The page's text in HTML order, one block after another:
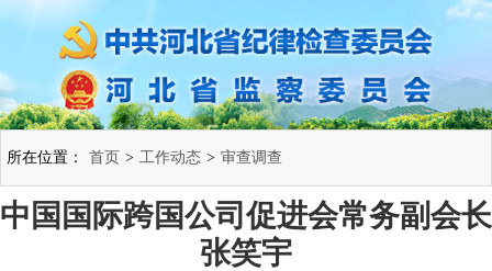
所在位置： 首页 > 工作动态 > 审查调查
中国国际跨国公司促进会常务副会长
张笑宇